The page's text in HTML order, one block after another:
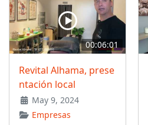
00:06:01
Revital Alhama, prese
ntación local
May 9, 2024
Empresas